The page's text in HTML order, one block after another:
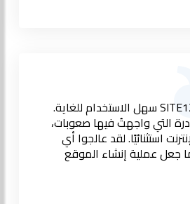
من تجربتي، يُعدّ SITE123 سهل الاستخدام للغاية.
التي واجهتُ فيها صعوبات،
استثنائيًا. لقد عالجوا أي
جعل عملية إنشاء الموقع